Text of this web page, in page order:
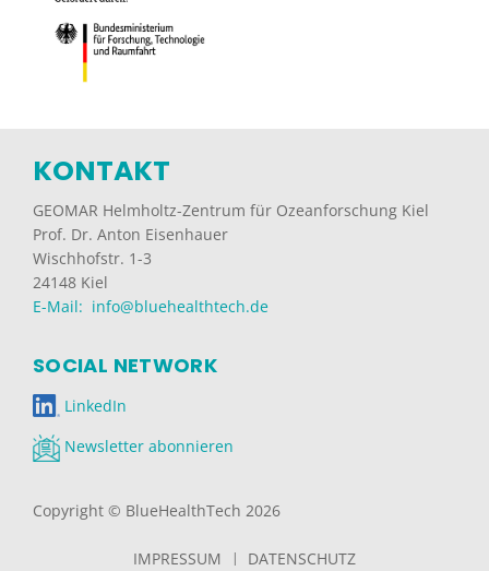
KONTAKT
GEOMAR Helmholtz-Zentrum für Ozeanforschung Kiel
Prof. Dr. Anton Eisenhauer
Wischhofstr. 1-3
24148 Kiel
E-Mail: info@bluehealthtech.de
SOCIAL NETWORK
LinkedIn
Newsletter abonnieren
Copyright © BlueHealthTech 2026
IMPRESSUM DATENSCHUTZ